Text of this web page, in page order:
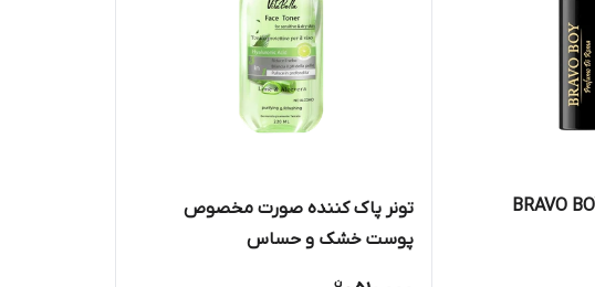
تونر پاک کننده صورت مخصوص
پوست خشک و حساس